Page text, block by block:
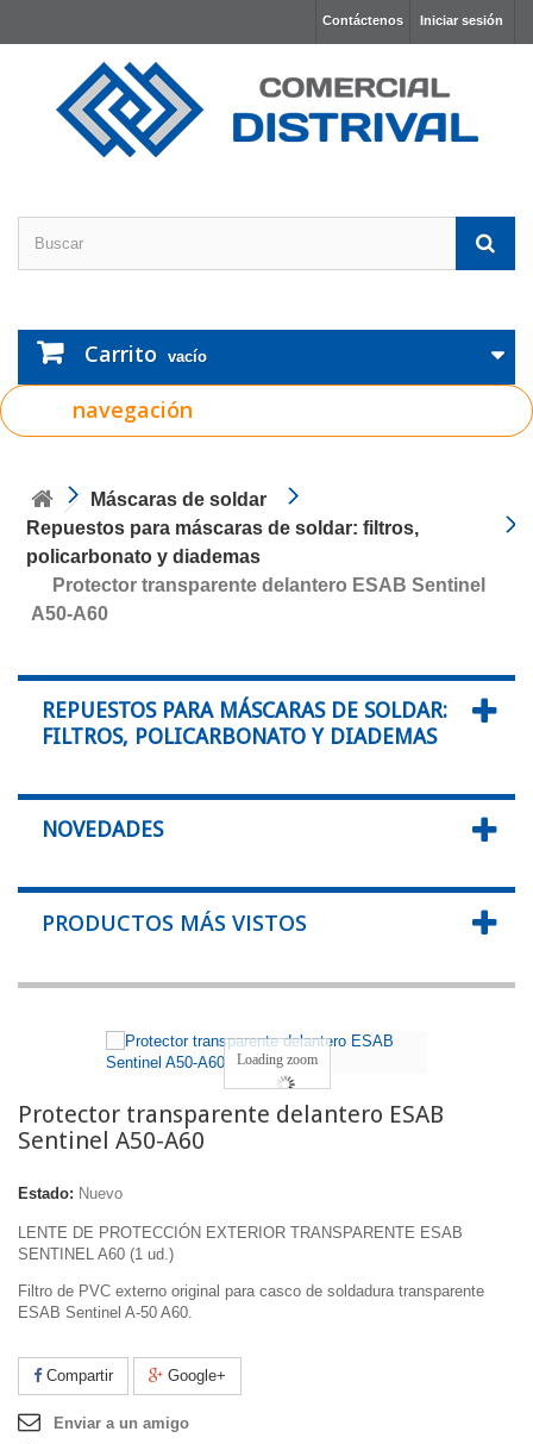
Iniciar sesión
Contáctenos
Carrito vacío
navegación
Máscaras de soldar
Repuestos para máscaras de soldar: filtros,
policarbonato y diademas
Protector transparente delantero ESAB Sentinel
A50-A60
REPUESTOS PARA MÁSCARAS DE SOLDAR:
FILTROS, POLICARBONATO Y DIADEMAS
NOVEDADES
PRODUCTOS MÁS VISTOS
Loading zoom
Protector transparente delantero ESAB
Sentinel A50-A60
Estado: Nuevo
LENTE DE PROTECCIÓN EXTERIOR TRANSPARENTE ESAB
SENTINEL A60 (1 ud.)
Filtro de PVC externo original para casco de soldadura transparente
ESAB Sentinel A-50 A60.
Compartir Google+
Enviar a un amigo